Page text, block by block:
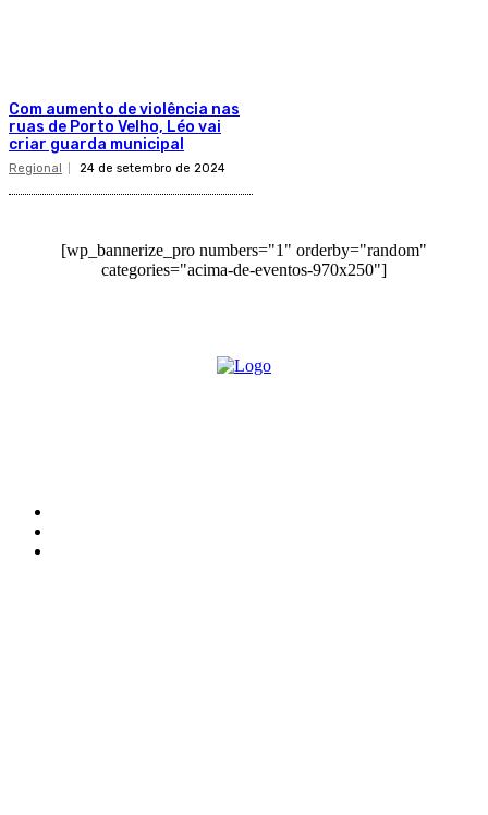
Com aumento de violência nas
ruas de Porto Velho, Léo vai
criar guarda municipal
Regional 24 de setembro de 2024
[wp_bannerize_pro numbers="1" orderby="random"
categories="acima-de-eventos-970x250"]